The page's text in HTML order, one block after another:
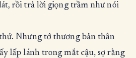
rồi trả lời giọng trầm như nói
Nhưng tớ thương bản thân
lấp lánh trong mắt cậu, sợ rằng